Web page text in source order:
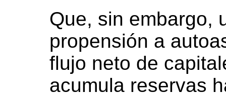
Que, sin embargo,
propensión a
flujo neto de
acumula reservas